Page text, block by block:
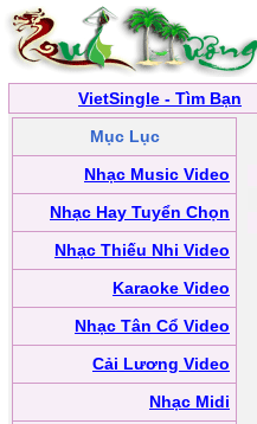
VietSingle - Tìm Bạn
Mục Lục
Nhạc Music Video
Nhạc Hay Tuyển Chọn
Nhạc Thiếu Nhi Video
Karaoke Video
Nhạc Tân Cổ Video
Cải Lương Video
Nhạc Midi